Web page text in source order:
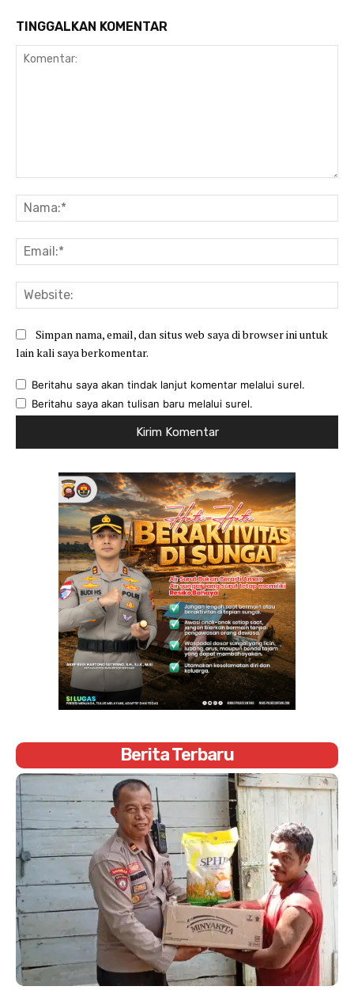
TINGGALKAN KOMENTAR
Simpan nama, email, dan situs web saya di browser ini untuk
lain kali saya berkomentar.
Beritahu saya akan tindak lanjut komentar melalui surel.
Beritahu saya akan tulisan baru melalui surel.
Berita Terbaru